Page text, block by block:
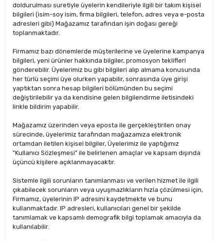
doldurulması suretiyle üyelerin kendileriyle ilgili bir takım kişisel
bilgileri (isim-soy isim, firma bilgileri, telefon, adres veya e-posta
adresleri gibi) Mağazamız tarafından işin doğası gereği
toplanmaktadır.
Firmamız bazı dönemlerde müşterilerine ve üyelerine kampanya
bilgileri, yeni ürünler hakkında bilgiler, promosyon teklifleri
gönderebilir. Üyelerimiz bu gibi bilgileri alıp almama konusunda
her türlü seçimi üye olurken yapabilir, sonrasında üye girişi
yaptıktan sonra hesap bilgileri bölümünden bu seçimi
değiştirilebilir ya da kendisine gelen bilgilendirme iletisindeki
linkle bildirim yapabilir.
Mağazamız üzerinden veya eposta ile gerçekleştirilen onay
sürecinde, üyelerimiz tarafından mağazamıza elektronik
ortamdan iletilen kişisel bilgiler, Üyelerimiz ile yaptığımız
"Kullanıcı Sözleşmesi" ile belirlenen amaçlar ve kapsam dışında
üçüncü kişilere açıklanmayacaktır.
Sistemle ilgili sorunların tanımlanması ve verilen hizmet ile ilgili
çıkabilecek sorunların veya uyuşmazlıkların hızla çözülmesi için,
Firmamız, üyelerinin IP adresini kaydetmekte ve bunu
kullanmaktadır. IP adresleri, kullanıcıları genel bir şekilde
tanımlamak ve kapsamlı demografik bilgi toplamak amacıyla da
kullanılabilir.